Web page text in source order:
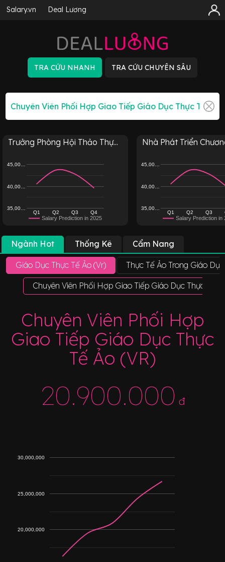
Salary.vn Deal Lương
Trưởng Phòng Hội Thảo Thự...
Salary Prediction in 2025
Q1 Q2 Q3 Q4
35,00…
40,00…
45,00…
Nhà Phát Triển
Salary Prediction in
Q1 Q2 Q3
35,00…
40,00…
45,00…
Ngành Hot Thống Kê Cẩm Nang
Giáo Dục Thực Tế Ảo (Vr) Thực Tế Ảo Trong Giáo Dục
Chuyên Viên Phối Hợp Giao Tiếp Giáo Dục Thực Tế
Chuyên Viên Phối Hợp
Giao Tiếp Giáo Dục Thực
Tế Ảo (VR)
20.900.000 đ
20,000,000
25,000,000
30,000,000